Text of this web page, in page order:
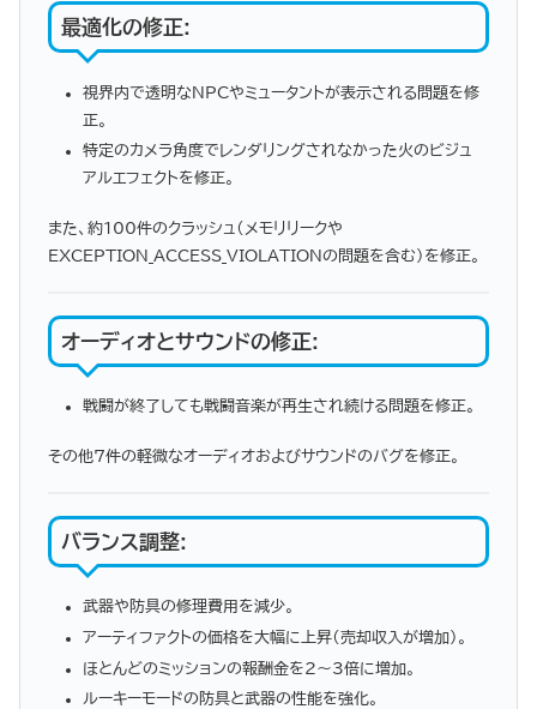
最適化の修正:
視界内で透明なNPCやミュータントが表示される問題を修
正。
特定のカメラ角度でレンダリングされなかった火のビジュ
アルエフェクトを修正。
また、約100件のクラッシュ（メモリリークや
EXCEPTION_ACCESS_VIOLATIONの問題を含む）を修正。
オーディオとサウンドの修正:
戦闘が終了しても戦闘音楽が再生され続ける問題を修正。
その他7件の軽微なオーディオおよびサウンドのバグを修正。
バランス調整:
武器や防具の修理費用を減少。
アーティファクトの価格を大幅に上昇（売却収入が増加）。
ほとんどのミッションの報酬金を2～3倍に増加。
ルーキーモードの防具と武器の性能を強化。